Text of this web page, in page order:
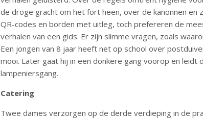
de droge gracht om het fort heen, over de kanonnen en
QR-codes en borden met uitleg, toch prefereren de
verhalen van een gids. Er zijn slimme vragen, zoals
Een jongen van 8 jaar heeft net op school over
mooi. Later gaat hij in een donkere gang voorop en leidt
lampeniersgang.
Catering
Twee dames verzorgen op de derde verdieping in de